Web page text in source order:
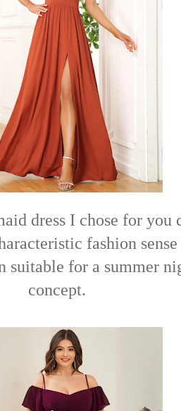
dress I chose for you
fashion
suitable for a summer
concept.